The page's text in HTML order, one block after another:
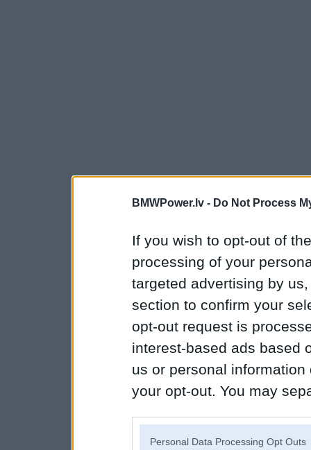
BMWPower.lv - Do Not Process
If you wish to opt-out of
processing of your
targeted advertising by
section to confirm your
opt-out request is
interest-based ads based
us or personal
your opt-out. You may
Personal Data Processing Opt Outs